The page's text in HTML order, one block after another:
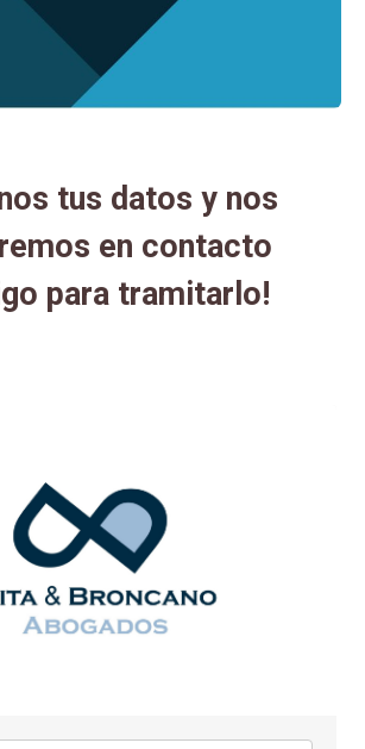
tus datos y nos
en contacto
para tramitarlo!